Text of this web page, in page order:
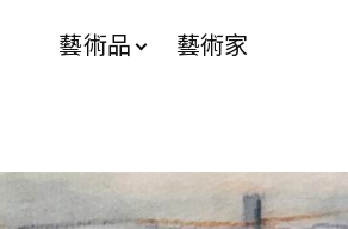
藝術品 藝術家